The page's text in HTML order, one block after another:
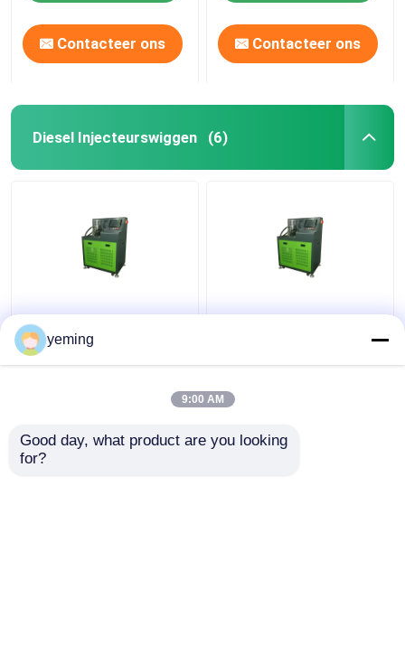
Contacteer ons Contacteer ons
Diesel Injecteurswiggen (6)
HEUI-Proefbank, 4KW,
Touch
screenverrichting, de
yeming
9:00 AM
Good day, what product are you looking
for?